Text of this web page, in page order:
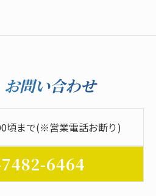
お問い合わせ
頃まで(※営業電話お断り)
6464